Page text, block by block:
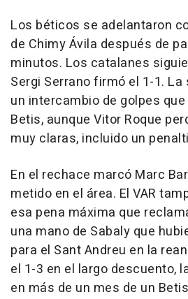
Los béticos se adelantaron
de Chimy Ávila después de
minutos. Los catalanes
Sergi Serrano firmó el 1-1.
un intercambio de golpes
Betis, aunque Vitor Roque
muy claras, incluido un
En el rechace marcó Marc
metido en el área. El VAR
esa pena máxima que
una mano de Sabaly que
para el Sant Andreu en la
el 1-3 en el largo descuento,
en más de un mes de un